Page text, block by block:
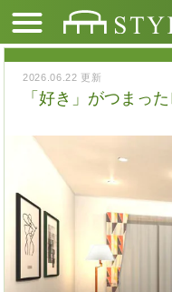
2026.06.22 更新
「好き」がつまっ